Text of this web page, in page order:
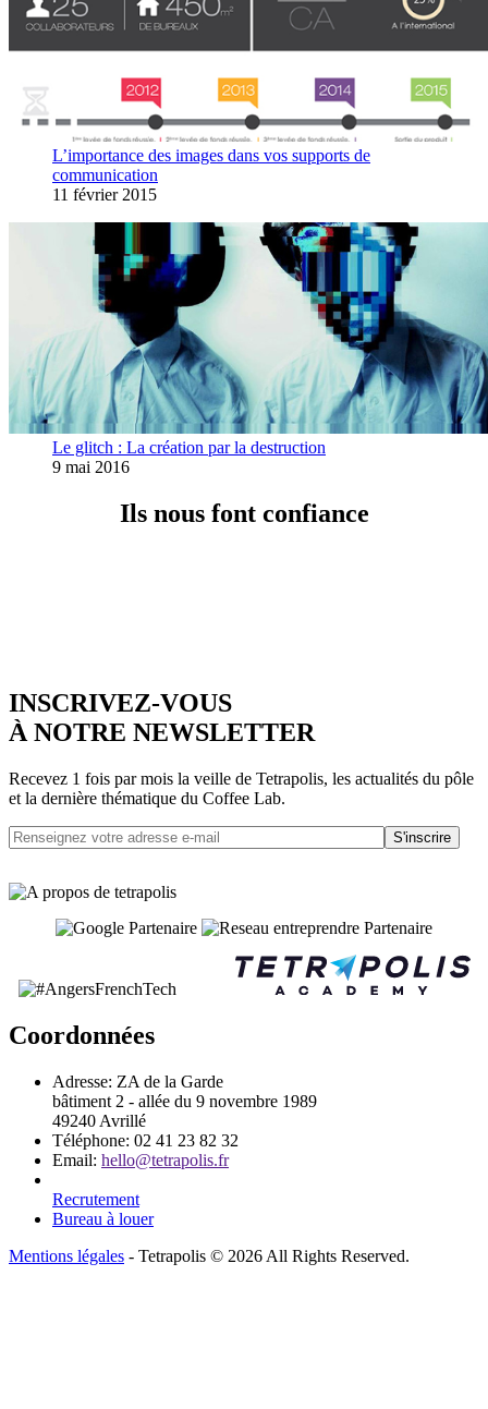
L’importance des images dans vos supports de
communication
11 février 2015
Le glitch : La création par la destruction
9 mai 2016
Ils nous font confiance
INSCRIVEZ-VOUS
À NOTRE NEWSLETTER
Recevez 1 fois par mois la veille de Tetrapolis, les actualités du pôle
et la dernière thématique du Coffee Lab.
S'inscrire
Coordonnées
Adresse: ZA de la Garde
bâtiment 2 - allée du 9 novembre 1989
49240 Avrillé
Téléphone: 02 41 23 82 32
Email: hello@tetrapolis.fr
Recrutement
Bureau à louer
Mentions légales - Tetrapolis © 2026 All Rights Reserved.